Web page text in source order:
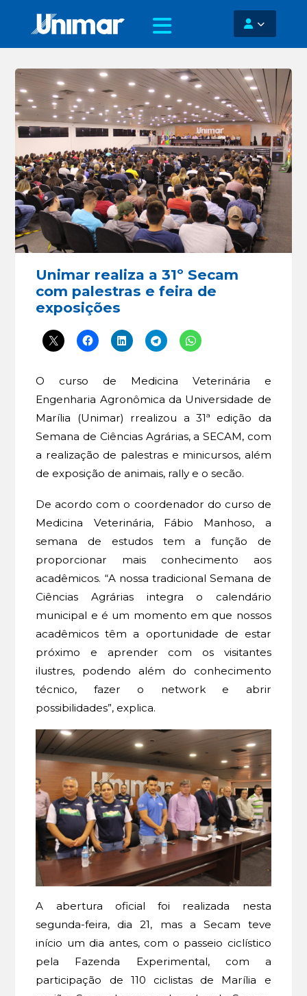
Unimar realiza a 31º Secam
com palestras e feira de
exposições
O curso de Medicina Veterinária e
Engenharia Agronômica da Universidade de
Marília (Unimar) rrealizou a 31ª edição da
Semana de Ciências Agrárias, a SECAM, com
a realização de palestras e minicursos, além
de exposição de animais, rally e o secão.
De acordo com o coordenador do curso de
Medicina Veterinária, Fábio Manhoso, a
semana de estudos tem a função de
proporcionar mais conhecimento aos
acadêmicos. “A nossa tradicional Semana de
Ciências Agrárias integra o calendário
municipal e é um momento em que nossos
acadêmicos têm a oportunidade de estar
próximo e aprender com os visitantes
ilustres, podendo além do conhecimento
técnico, fazer o network e abrir
possibilidades”, explica.
A abertura oficial foi realizada nesta
segunda-feira, dia 21, mas a Secam teve
início um dia antes, com o passeio ciclístico
pela Fazenda Experimental, com a
participação de 110 ciclistas de Marília e